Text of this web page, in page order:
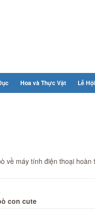
Hoa và Thực Vật Lễ Hội
về máy tính điện thoại hoàn
con cute